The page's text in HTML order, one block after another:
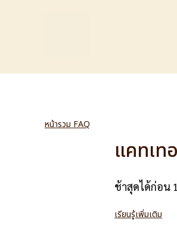
หน้ารวม FAQ
แคทเท
ช้าสุดได้ก่อน
เรียนรู้เพิ่มเติม